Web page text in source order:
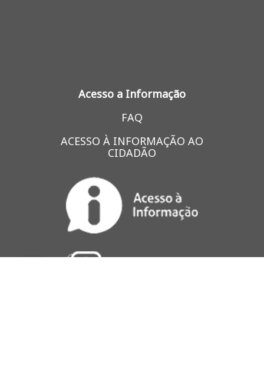
Acesso a Informação
FAQ
ACESSO À INFORMAÇÃO AO
CIDADÃO